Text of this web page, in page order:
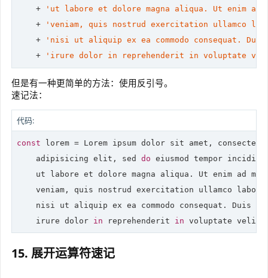
    +
'ut labore et dolore magna aliqua. Ut enim ad
    +
'veniam, quis nostrud exercitation ullamco
    +
'nisi ut aliquip ex ea commodo consequat.
    +
'irure dolor in reprehenderit in voluptate
但是有一种更简单的方法：使用反引号。
速记法：
代码:
const lorem = Lorem ipsum dolor sit amet,
    adipisicing elit, sed
do eiusmod tempor
ut labore et dolore magna aliqua. Ut enim ad
veniam, quis nostrud exercitation ullamco
nisi ut aliquip ex ea commodo consequat. Duis
    irure dolor
in reprehenderit in voluptate velit
15. 展开运算符速记